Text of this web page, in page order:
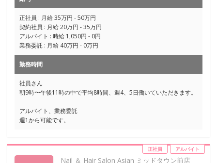
正社員 : 月給 35万円 - 50万円
契約社員 : 月給 20万円 - 35万円
アルバイト : 時給 1,050円 - 0円
業務委託 : 月給 40万円 - 0万円
勤務時間
社員さん
朝9時〜午後11時の中で平均8時間、週4、5日働いていただきます。
アルバイト、業務委託
週1から可能です。
正社員 アルバイト
Nail ＆ Hair Salon Asian ミッドタウン前店